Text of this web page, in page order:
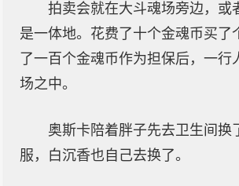
拍卖会就在大斗魂场旁边，或
是一体地。花费了十个金魂币买了
了一百个金魂币作为担保后，一行
场之中。
奥斯卡陪着胖子先去卫生间换
服，白沉香也自己去换了。